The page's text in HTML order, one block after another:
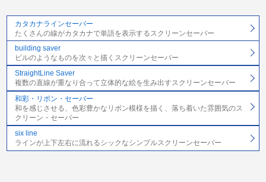
カタカナラインセーバー
たくさんの線がカタカナで単語を表示するスクリーンセーバー
building saver
ビルのようなものを次々と描くスクリーンセーバー
StraightLine Saver
複数の直線が重なり合って立体的な絵を生み出すスクリーンセーバー
和彩・リボン・セーバー
和を感じさせる、色彩豊かなリボン模様を描く、落ち着いた雰囲気のス
クリーン・セーバー
six line
ラインが上下左右に流れるシックなシンプルスクリーンセーバー